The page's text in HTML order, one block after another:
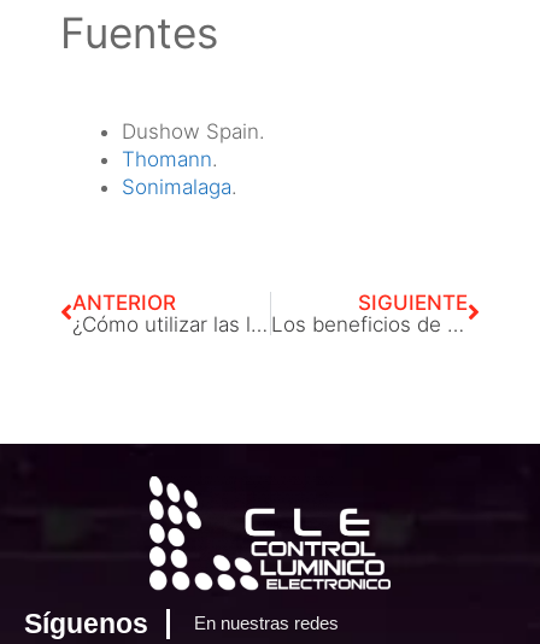
Fuentes
Dushow Spain.
Thomann.
Sonimalaga.
ANTERIOR
¿Cómo utilizar las luces robóticas LED para crear efectos especiales en tu evento en vivo?
SIGUIENTE
Los beneficios de utilizar Focos Par Led para iluminación de eventos
Síguenos En nuestras redes